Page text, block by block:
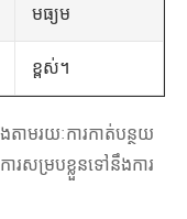
មធ្យម
ខ្ពស់។
តាមរយៈការកាត់បន្ថយ
រសម្របខ្លួនទៅនឹងការ